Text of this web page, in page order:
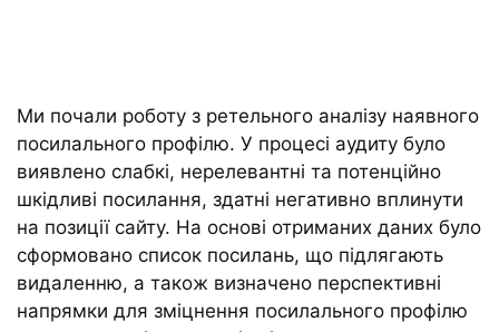
Ми почали роботу з ретельного аналізу наявного
посилального профілю. У процесі аудиту було
виявлено слабкі, нерелевантні та потенційно
шкідливі посилання, здатні негативно вплинути
на позиції сайту. На основі отриманих даних було
сформовано список посилань, що підлягають
видаленню, а також визначено перспективні
напрямки для зміцнення посилального профілю